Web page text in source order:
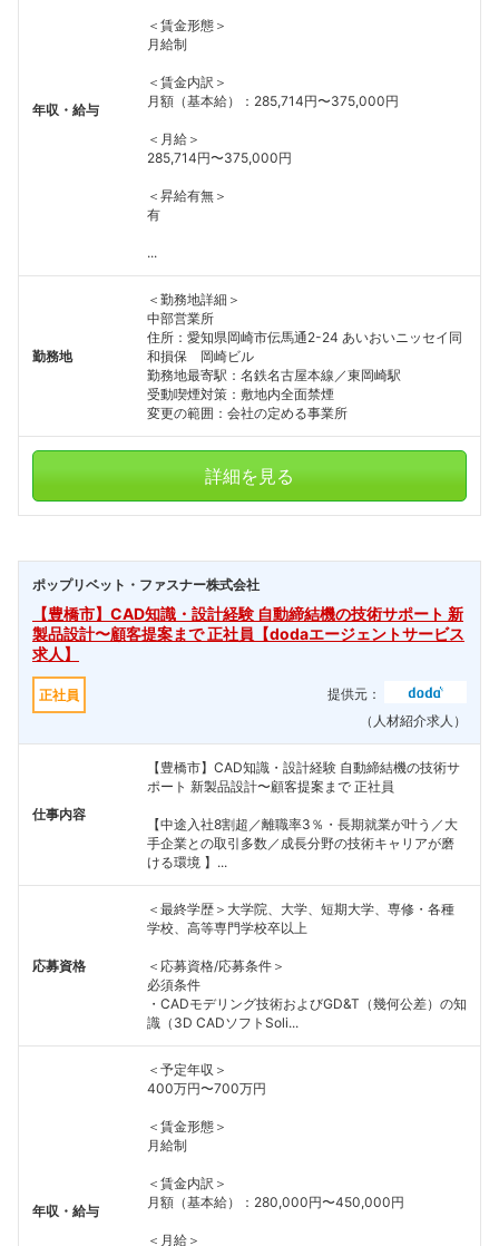
年収・給与
＜賃金形態＞
月給制
＜賃金内訳＞
月額（基本給）：285,714円〜375,000円
＜月給＞
285,714円〜375,000円
＜昇給有無＞
有
...
勤務地
＜勤務地詳細＞
中部営業所
住所：愛知県岡崎市伝馬通2-24 あいおいニッセイ同
和損保 岡崎ビル
勤務地最寄駅：名鉄名古屋本線／東岡崎駅
受動喫煙対策：敷地内全面禁煙
変更の範囲：会社の定める事業所
詳細を見る
ポップリベット・ファスナー株式会社
【豊橋市】CAD知識・設計経験 自動締結機の技術サポート 新
製品設計〜顧客提案まで 正社員【dodaエージェントサービス
求人】
正社員
提供元：
（人材紹介求人）
仕事内容
【豊橋市】CAD知識・設計経験 自動締結機の技術サ
ポート 新製品設計〜顧客提案まで 正社員
【中途入社8割超／離職率3％・長期就業が叶う／大
手企業との取引多数／成長分野の技術キャリアが磨
ける環境 】...
応募資格
＜最終学歴＞大学院、大学、短期大学、専修・各種
学校、高等専門学校卒以上
＜応募資格/応募条件＞
必須条件
・CADモデリング技術およびGD&T（幾何公差）の知
識（3D CADソフトSoli...
年収・給与
＜予定年収＞
400万円〜700万円
＜賃金形態＞
月給制
＜賃金内訳＞
月額（基本給）：280,000円〜450,000円
＜月給＞